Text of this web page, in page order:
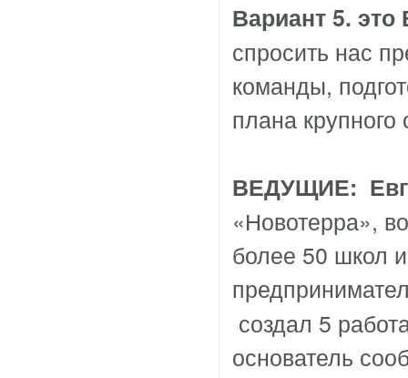
Вариант 5. это
спросить нас
команды,
плана
ВЕДУЩИЕ:
«Новотерра»,
более 50 школ
создал 5
основатель